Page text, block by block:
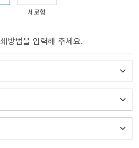
세로형
방법을 입력해 주세요.